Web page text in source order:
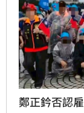
鄭正鈐否認